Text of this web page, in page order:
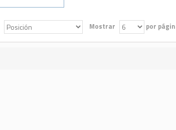
Mostrar por